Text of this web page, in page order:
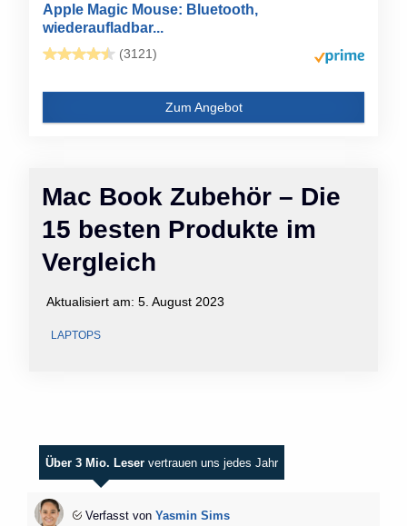
Mac Book Zubehör – Die
15 besten Produkte im
Vergleich
Aktualisiert am: 5. August 2023
LAPTOPS
Apple Magic Mouse: Bluetooth,
wiederaufladbar...
(3121)
Zum Angebot
Über 3 Mio. Leser vertrauen uns jedes Jahr
Verfasst von Yasmin Sims